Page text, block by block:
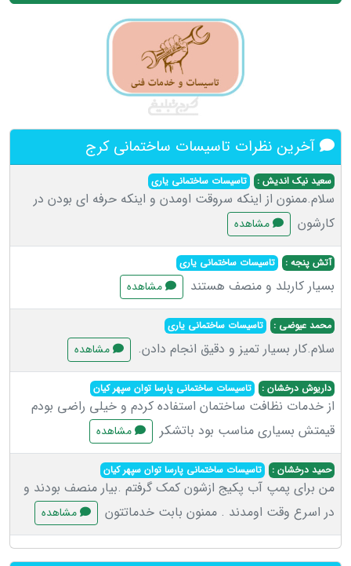
آخرین نظرات تاسیسات ساختمانی کرج
سعید نیک اندیش : تاسیسات ساختمانی یاری
سلام.ممنون از اینکه سروقت اومدن و اینکه حرفه ای بودن در
کارشون
مشاهده
آتش پنجه : تاسیسات ساختمانی یاری
بسیار کاربلد و منصف هستند مشاهده
محمد عیوضی : تاسیسات ساختمانی یاری
سلام.کار بسیار تمیز و دقیق انجام دادن. مشاهده
داریوش درخشان : تاسیسات ساختمانی پارسا توان سپهر کیان
از خدمات نظافت ساختمان استفاده کردم و خیلی راضی بودم
قیمتش بسیاری مناسب بود باتشکر
مشاهده
حمید درخشان : تاسیسات ساختمانی پارسا توان سپهر کیان
من برای پمپ آب پکیج ازشون کمک گرفتم .بیار منصف بودند و
در اسرع وقت اومدند . ممنون بابت خدماتتون
مشاهده